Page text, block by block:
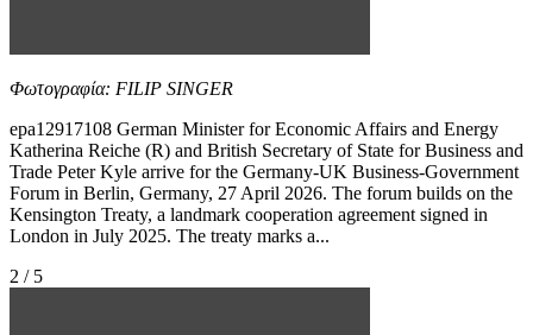
Φωτογραφία: FILIP SINGER
epa12917108 German Minister for Economic Affairs and Energy
Katherina Reiche (R) and British Secretary of State for Business and
Trade Peter Kyle arrive for the Germany-UK Business-Government
Forum in Berlin, Germany, 27 April 2026. The forum builds on the
Kensington Treaty, a landmark cooperation agreement signed in
London in July 2025. The treaty marks a...
2 / 5